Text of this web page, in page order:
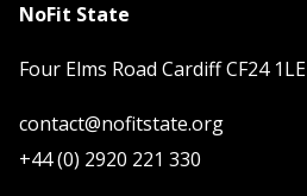
NoFit State
Four Elms Road Cardiff CF24 1LE
contact@nofitstate.org
+44 (0) 2920 221 330